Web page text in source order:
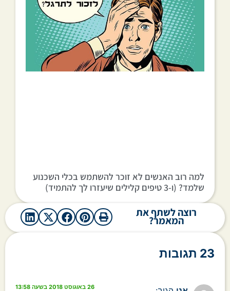
למה רוב האנשים לא זוכר להשתמש בכלי השכנוע
שלמד? (ו-3 טיפים קלילים שיעזרו לך להתמיד)
רוצה לשתף את
המאמר?
23 תגובות
26 באוגוסט 2018 בשעה 13:58